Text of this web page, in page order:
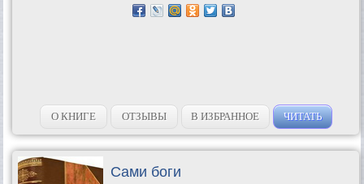
О КНИГЕ ОТЗЫВЫ В ИЗБРАННОЕ ЧИТАТЬ
Сами боги